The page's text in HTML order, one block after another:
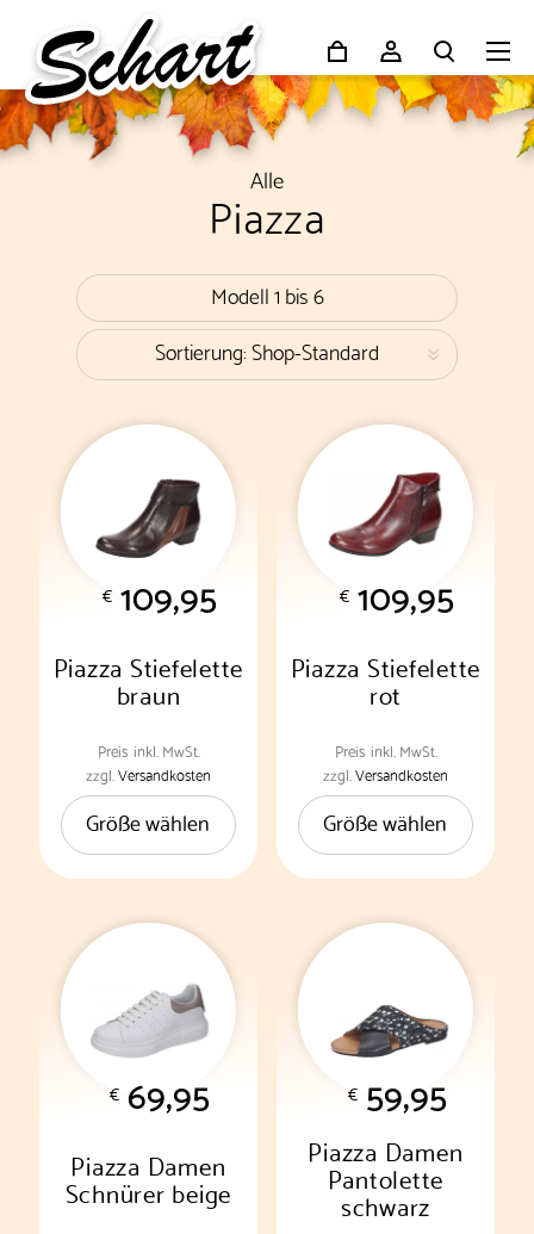
Alle
Piazza
Modell 1 bis 6
nach Beliebtheit
nach Preis, aufsteigend
nach Preis, absteigend
Sortierung: Shop-Standard «
€ 109,95
Piazza Stiefelette
braun
Preis inkl. MwSt.
zzgl.Versandkosten
Größe wählen
Dieses
Produkt
weist
mehrere
Varianten
Optionen
können
auf
Produktseite
€ 109,95
Piazza Stiefelette
rot
Preis inkl. MwSt.
zzgl.Versandkosten
Größe wählen
Dieses
Produkt
weist
mehrere
Varianten
Optionen
können
auf
Produktseite
werden
€ 69,95
Piazza Damen
Schnürer beige
€59,95
Piazza Damen
Pantolette
schwarz